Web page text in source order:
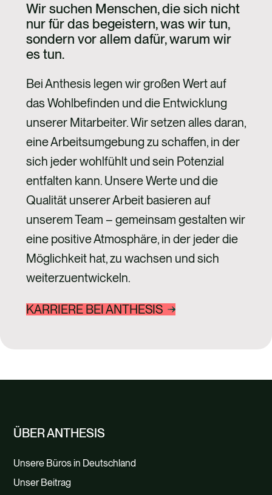
Wir suchen Menschen, die sich nicht
nur für das begeistern, was wir tun,
sondern vor allem dafür, warum wir
es tun.
Bei Anthesis legen wir großen Wert auf
das Wohlbefinden und die Entwicklung
unserer Mitarbeiter. Wir setzen alles daran,
eine Arbeitsumgebung zu schaffen, in der
sich jeder wohlfühlt und sein Potenzial
entfalten kann. Unsere Werte und die
Qualität unserer Arbeit basieren auf
unserem Team – gemeinsam gestalten wir
eine positive Atmosphäre, in der jeder die
Möglichkeit hat, zu wachsen und sich
weiterzuentwickeln.
KARRIERE BEI ANTHESIS
ÜBER ANTHESIS
Unsere Büros in Deutschland
Unser Beitrag